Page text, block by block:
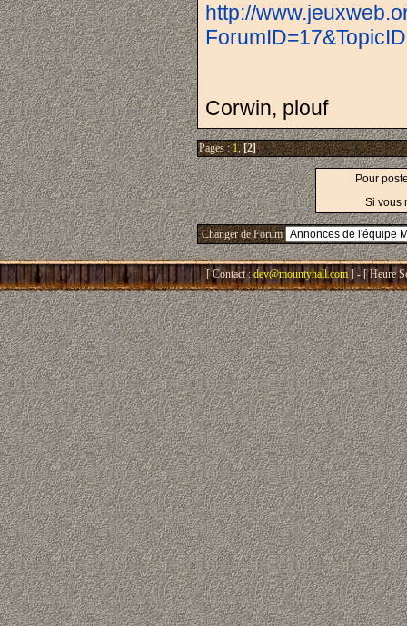
http://
Corwin, plouf
Pages :1,[2]
Pour
Si vous
Changer de Forum
[ Contact : dev@mountyhall.com ] - [ Heure